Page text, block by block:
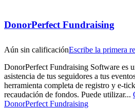
DonorPerfect Fundraising
Aún sin calificaciónEscribe la primera
DonorPerfect Fundraising Software es
asistencia de tus seguidores a tus
herramienta completa de registro y e-
recaudación de fondos. Puede utilizar...
DonorPerfect Fundraising